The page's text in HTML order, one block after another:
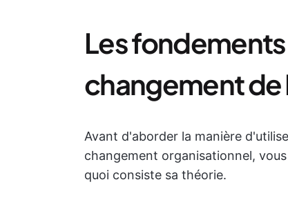
Les
changement de
Avant d'aborder la manière
changement organisationnel,
quoi consiste sa théorie.